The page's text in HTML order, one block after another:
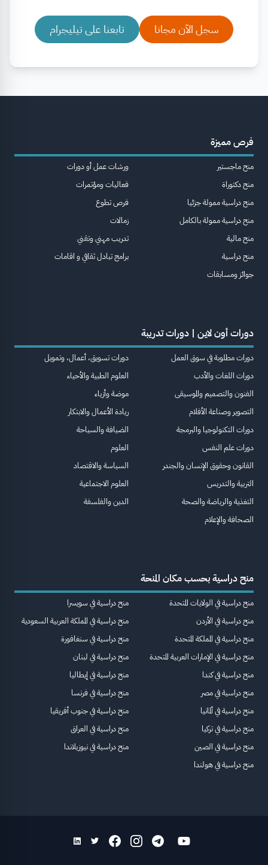
سجل الآن مجانا تابعنا على تيليجرام
فرص مميزة
منح ماجستير
منح دكتوراة
منح دراسية ممولة جزئيا
منح دراسية ممولة بالكامل
منح مالية
منح دراسية
جوائز ومسابقات
ورشات عمل أو دورات
فعاليات ومؤتمرات
فرص تطوع
زمالات
تدريب مهني وتقني
برامج تبادل ثقافي و اقامات
دورات أون لاين | دورات تدريبة
دورات مطلوبة في سوق العمل
دورات اللغات والأدب
الفنون والتصميم والموسيقى
التصوير وصناعة الأفلام
دورات التكنولوجيا والبرمجة
دورات علم النفس
القانون وحقوق الإنسان والجندر
التربية والتدريس
التغذية والرياضة والصحة
الصحافة والإعلام
دورات تسويق، أعمال، وتمويل
العلوم الطبية والأحياء
موضة وأزياء
ريادة الأعمال والابتكار
الضيافة والسياحة
العلوم
السياسة والاقتصاد
العلوم الاجتماعية
الدين والفلسفة
منح دراسية بحسب مكان المنحة
منح دراسية في الولايات المتحدة
منح دراسية في الأردن
منح دراسية في المملكة المتحدة
منح دراسية في الإمارات العربية المتحدة
منح دراسية في كندا
منح دراسية في مصر
منح دراسية في ألمانيا
منح دراسية في تركيا
منح دراسية في الصين
منح دراسية في هولندا
منح دراسية في سويسرا
منح دراسية في المملكة العربية السعودية
منح دراسية في سنغافورة
منح دراسية في لبنان
منح دراسية في إيطاليا
منح دراسية في فرنسا
منح دراسية في جنوب أفريقيا
منح دراسية في العراق
منح دراسية في نيوزيلاندا